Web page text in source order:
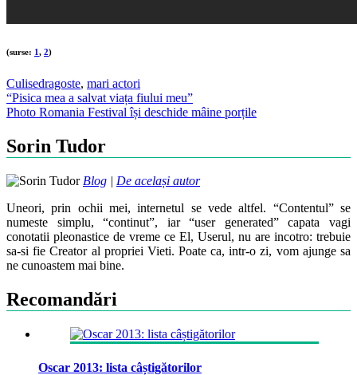
(surse: 1 , 2)
Culisedragoste, mari actori
Post
navigation
“Pisica mea a salvat viața fiului meu”
Photo Romania Festival își deschide mâine porțile
Sorin Tudor
Blog | De același autor
Uneori, prin ochii mei, internetul se vede altfel. “Contentul” se
numeste simplu, “continut”, iar “user generated” capata vagi
conotatii pleonastice de vreme ce El, Userul, nu are incotro: trebuie
sa-si fie Creator al propriei Vieti. Poate ca, intr-o zi, vom ajunge sa
ne cunoastem mai bine.
Recomandări
Oscar 2013: lista câștigătorilor